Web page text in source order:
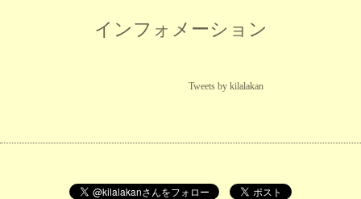
インフォメーション
Tweets by kilalakan